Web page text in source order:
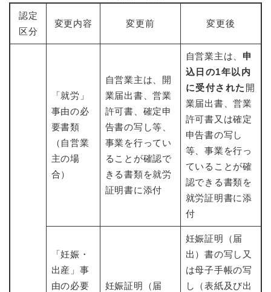
認定
区分
変更内容 変更前 変更後
「就労」
事由の必
要書類
（自営業
主の場
合）
自営業主は、開
業届出書、営業
許可書、確定申
告書の写し等、
事業を行ってい
ることが確認で
きる書類を就労
証明書に添付
自営業主は、 申
込日の1年以内
に受付された 開
業届出書、営業
許可書又は確定
申告書の写し
等、事業を行っ
ていることが確
認できる書類を
就労証明書に添
付
「妊娠・
出産」事
由の必要
妊娠証明（届
妊娠証明（届
出）書の写し又
は母子手帳の写
し（表紙及び出